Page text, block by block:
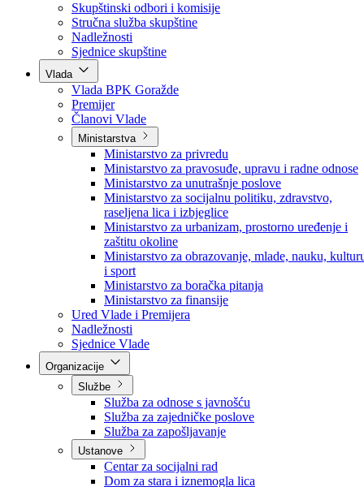
Poslanici po strankama
Poslanici po klubovima naroda
Kolegij skupštine
Skupštinski odbori i komisije
Stručna služba skupštine
Nadležnosti
Sjednice skupštine
Vlada
Vlada BPK Goražde
Premijer
Članovi Vlade
Ministarstva
Ministarstvo za privredu
Ministarstvo za pravosuđe, upravu i radne odnose
Ministarstvo za unutrašnje poslove
Ministarstvo za socijalnu politiku, zdravstvo,
raseljena lica i izbjeglice
Ministarstvo za urbanizam, prostorno uređenje i
zaštitu okoline
Ministarstvo za obrazovanje, mlade, nauku,
i sport
Ministarstvo za boračka pitanja
Ministarstvo za finansije
Ured Vlade i Premijera
Nadležnosti
Sjednice Vlade
Službe
Služba za odnose s javnošću
Služba za zajedničke poslove
Služba za zapošljavanje